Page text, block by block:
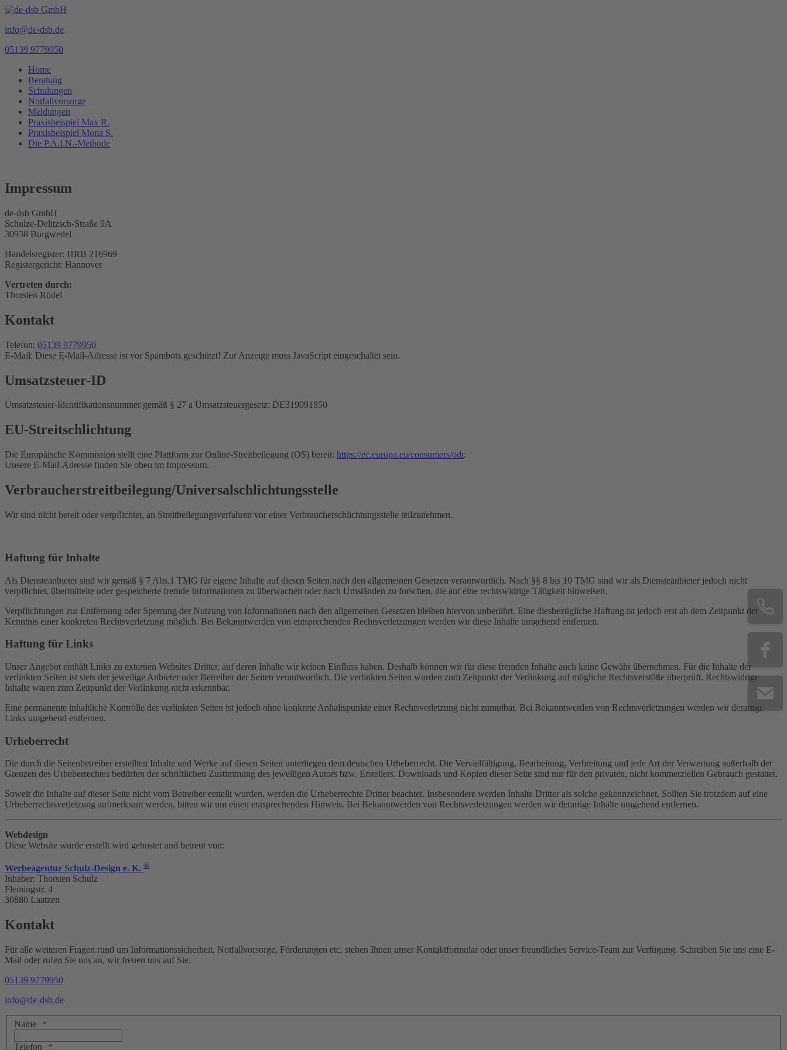
info@de-dsb.de
05139 9779950
Home
Beratung
Schulungen
Notfallvorsorge
Meldungen
Praxisbeispiel Max R.
Praxisbeispiel Mona S.
Die P.A.I.N.-Methode
Impressum
de-dsb GmbH
Schulze-Delitzsch-Straße 9A
30938 Burgwedel
Handelsregister: HRB 216969
Registergericht: Hannover
Vertreten durch:
Thorsten Rödel
Kontakt
Telefon: 05139 9779950
E-Mail: Diese E-Mail-Adresse ist vor Spambots geschützt! Zur Anzeige muss JavaScript eingeschaltet sein.
Umsatzsteuer-ID
Umsatzsteuer-Identifikationsnummer gemäß § 27 a Umsatzsteuergesetz: DE319091850
EU-Streitschlichtung
Die Europäische Kommission stellt eine Plattform zur Online-Streitbeilegung (OS) bereit: https://ec.europa.eu/consumers/odr.
Unsere E-Mail-Adresse finden Sie oben im Impressum.
Verbraucherstreitbeilegung/Universalschlichtungsstelle
Wir sind nicht bereit oder verpflichtet, an Streitbeilegungsverfahren vor einer Verbraucherschlichtungsstelle teilzunehmen.
Haftung für Inhalte
Als Diensteanbieter sind wir gemäß § 7 Abs.1 TMG für eigene Inhalte auf diesen Seiten nach den allgemeinen Gesetzen verantwortlich. Nach §§ 8 bis 10 TMG sind wir als Diensteanbieter jedoch nicht
verpflichtet, übermittelte oder gespeicherte fremde Informationen zu überwachen oder nach Umständen zu forschen, die auf eine rechtswidrige Tätigkeit hinweisen.
Verpflichtungen zur Entfernung oder Sperrung der Nutzung von Informationen nach den allgemeinen Gesetzen bleiben hiervon unberührt. Eine diesbezügliche Haftung ist jedoch erst ab dem Zeitpunkt der
Kenntnis einer konkreten Rechtsverletzung möglich. Bei Bekanntwerden von entsprechenden Rechtsverletzungen werden wir diese Inhalte umgehend entfernen.
Haftung für Links
Unser Angebot enthält Links zu externen Websites Dritter, auf deren Inhalte wir keinen Einfluss haben. Deshalb können wir für diese fremden Inhalte auch keine Gewähr übernehmen. Für die Inhalte der
verlinkten Seiten ist stets der jeweilige Anbieter oder Betreiber der Seiten verantwortlich. Die verlinkten Seiten wurden zum Zeitpunkt der Verlinkung auf mögliche Rechtsverstöße überprüft. Rechtswidrige
Inhalte waren zum Zeitpunkt der Verlinkung nicht erkennbar.
Eine permanente inhaltliche Kontrolle der verlinkten Seiten ist jedoch ohne konkrete Anhaltspunkte einer Rechtsverletzung nicht zumutbar. Bei Bekanntwerden von Rechtsverletzungen werden wir derartige
Links umgehend entfernen.
Urheberrecht
Die durch die Seitenbetreiber erstellten Inhalte und Werke auf diesen Seiten unterliegen dem deutschen Urheberrecht. Die Vervielfältigung, Bearbeitung, Verbreitung und jede Art der Verwertung außerhalb der
Grenzen des Urheberrechtes bedürfen der schriftlichen Zustimmung des jeweiligen Autors bzw. Erstellers. Downloads und Kopien dieser Seite sind nur für den privaten, nicht kommerziellen Gebrauch gestattet.
Soweit die Inhalte auf dieser Seite nicht vom Betreiber erstellt wurden, werden die Urheberrechte Dritter beachtet. Insbesondere werden Inhalte Dritter als solche gekennzeichnet. Sollten Sie trotzdem auf eine
Urheberrechtsverletzung aufmerksam werden, bitten wir um einen entsprechenden Hinweis. Bei Bekanntwerden von Rechtsverletzungen werden wir derartige Inhalte umgehend entfernen.
Webdesign
Diese Website wurde erstellt wird gehostet und betreut von:
Werbeagentur Schulz-Design e. K. ®
Inhaber: Thorsten Schulz
Flemingstr. 4
30880 Laatzen
Kontakt
Für alle weiteren Fragen rund um Informationssicherheit, Notfallvorsorge, Förderungen etc. stehen Ihnen unser Kontaktformular oder unser freundliches Service-Team zur Verfügung. Schreiben Sie uns eine E-
Mail oder rufen Sie uns an, wir freuen uns auf Sie.
05139 9779950
info@de-dsb.de
Name
Telefon